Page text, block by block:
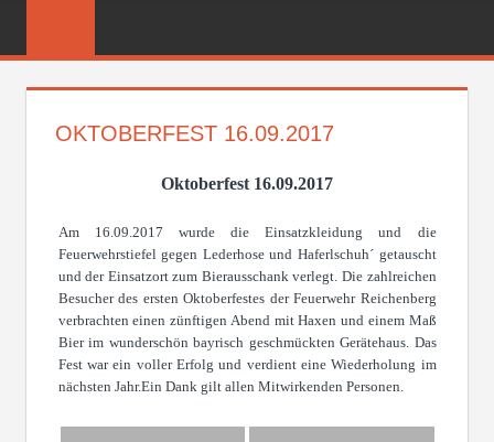
FEUERWEHR
OKTOBERFEST 16.09.2017
Oktoberfest 16.09.2017
Am 16.09.2017 wurde die Einsatzkleidung und die
Feuerwehrstiefel gegen Lederhose und Haferlschuh´ getauscht
und der Einsatzort zum Bierausschank verlegt. Die zahlreichen
Besucher des ersten Oktoberfestes der Feuerwehr Reichenberg
verbrachten einen zünftigen Abend mit Haxen und einem Maß
Bier im wunderschön bayrisch geschmückten Gerätehaus. Das
Fest war ein voller Erfolg und verdient eine Wiederholung im
nächsten Jahr.Ein Dank gilt allen Mitwirkenden Personen.